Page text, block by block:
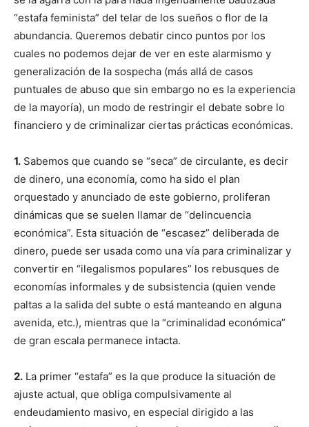
“estafa feminista” del telar de los sueños o flor de la
abundancia. Queremos debatir cinco puntos por los
cuales no podemos dejar de ver en este alarmismo y
generalización de la sospecha (más allá de casos
puntuales de abuso que sin embargo no es la experiencia
de la mayoría), un modo de restringir el debate sobre lo
financiero y de criminalizar ciertas prácticas económicas.
1. Sabemos que cuando se “seca” de circulante, es decir
de dinero, una economía, como ha sido el plan
orquestado y anunciado de este gobierno, proliferan
dinámicas que se suelen llamar de “delincuencia
económica”. Esta situación de “escasez” deliberada de
dinero, puede ser usada como una vía para criminalizar y
convertir en “ilegalismos populares” los rebusques de
economías informales y de subsistencia (quien vende
paltas a la salida del subte o está manteando en alguna
avenida, etc.), mientras que la “criminalidad económica”
de gran escala permanece intacta.
2. La primer “estafa” es la que produce la situación de
ajuste actual, que obliga compulsivamente al
endeudamiento masivo, en especial dirigido a las